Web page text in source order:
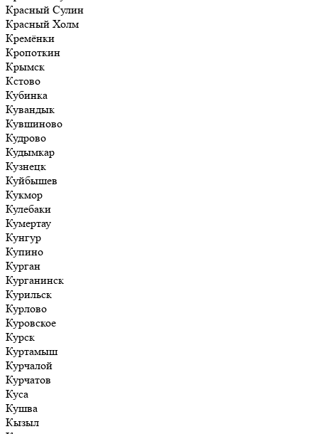
Красный Сулин
Красный Холм
Кремёнки
Кропоткин
Крымск
Кстово
Кубинка
Кувандык
Кувшиново
Кудрово
Кудымкар
Кузнецк
Куйбышев
Кукмор
Кулебаки
Кумертау
Кунгур
Купино
Курган
Курганинск
Курильск
Курлово
Куровское
Курск
Куртамыш
Курчалой
Курчатов
Куса
Кушва
Кызыл